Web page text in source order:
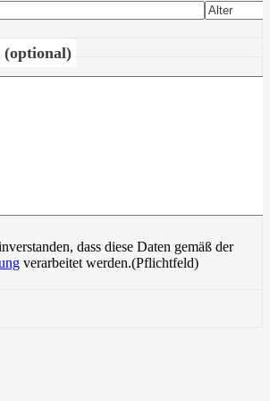
(optional)
dass diese Daten gemäß der
verarbeitet werden.(Pflichtfeld)